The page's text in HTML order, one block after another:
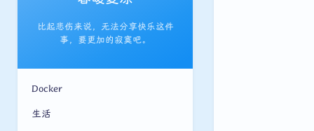
比起悲伤来说，无法分享快乐这件
事，要更加的寂寞吧。
Docker
生活